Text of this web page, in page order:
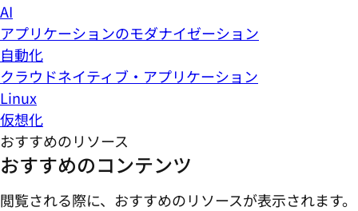
AI
アプリケーションのモダナイゼーション
自動化
クラウドネイティブ・アプリケーション
Linux
仮想化
おすすめのリソース
おすすめのコンテンツ
閲覧される際に、おすすめのリソースが表示されます。